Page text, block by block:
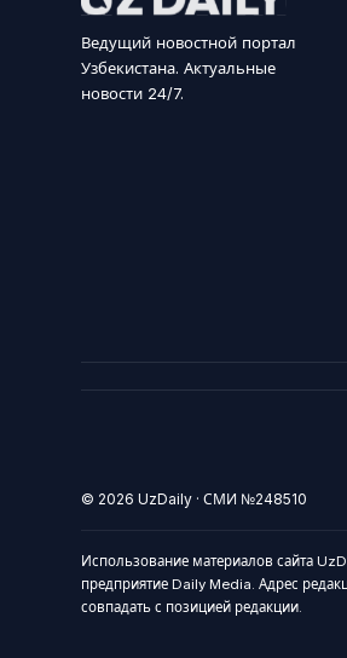
Ведущий новостной портал
Узбекистана. Актуальные
новости 24/7.
© 2026 UzDaily · СМИ №248510
Использование материалов сайта
предприятие Daily Media. Адрес
совпадать с позицией редакции.